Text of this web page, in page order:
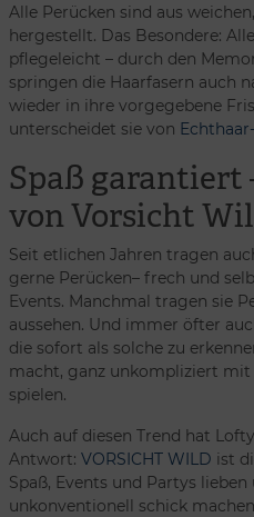
Alle Perücken sind aus
hergestellt. Das Besondere:
pflegeleicht – durch den
springen die Haarfasern auch
wieder in ihre vorgegebene
unterscheidet sie von
Spaß garantiert
von Vorsicht
Seit etlichen Jahren tragen
gerne Perücken– frech und
Events. Manchmal tragen sie
aussehen. Und immer öfter
die sofort als solche zu
macht, ganz unkompliziert mit
spielen.
Auch auf diesen Trend hat
Antwort: VORSICHT WILD ist
Spaß, Events und Partys
unkonventionell schick